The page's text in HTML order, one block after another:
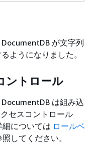
が文字列
ようになりました。
ントロール
は組み込
セスコントロール
細については ロールベ
照してください。